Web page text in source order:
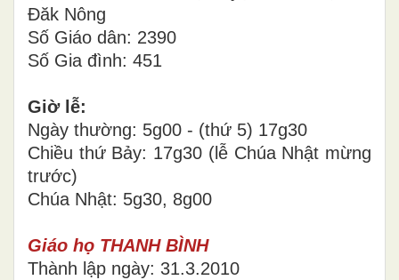
Đăk Nông
Số Giáo dân: 2390
Số Gia đình: 451
Giờ lễ:
Ngày thường: 5g00 - (thứ 5) 17g30
Chiều thứ Bảy: 17g30 (lễ Chúa Nhật mừng
trước)
Chúa Nhật: 5g30, 8g00
Giáo họ THANH BÌNH
Thành lập ngày: 31.3.2010